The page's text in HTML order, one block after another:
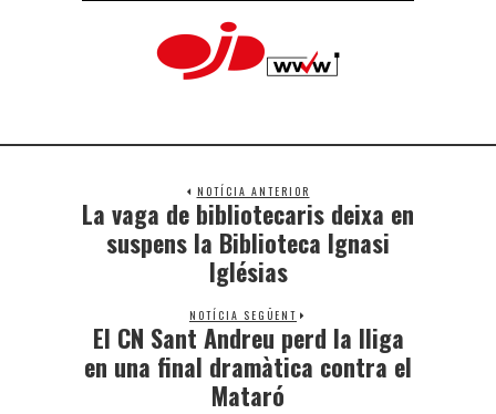
NOTÍCIA ANTERIOR
La vaga de bibliotecaris deixa en
suspens la Biblioteca Ignasi
Iglésias
NOTÍCIA SEGÜENT
El CN Sant Andreu perd la lliga
en una final dramàtica contra el
Mataró